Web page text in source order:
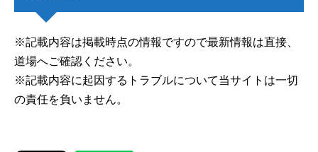
※記載内容は掲載時点の情報ですので最新情報は直接、
道場へご確認ください。
※記載内容に起因するトラブルについて当サイトは一切
の責任を負いません。